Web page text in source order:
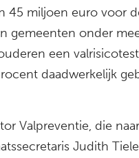
45 miljoen euro voor
gemeenten onder
een
daadwerkelijk
Valpreventie, die
Judith